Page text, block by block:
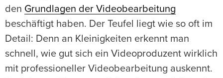
den Grundlagen der Videobearbeitung
beschäftigt haben. Der Teufel liegt wie so oft im
Detail: Denn an Kleinigkeiten erkennt man
schnell, wie gut sich ein Videoproduzent wirklich
mit professioneller Videobearbeitung auskennt.